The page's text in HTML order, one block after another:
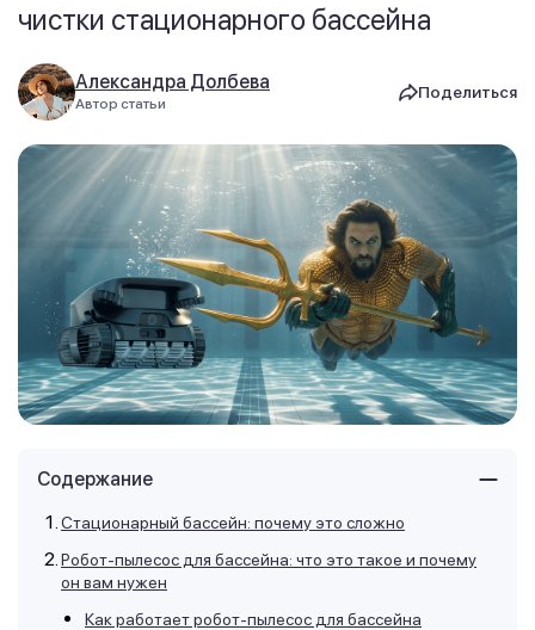
чистки стационарного бассейна
Александра Долбева
Автор статьи
Поделиться
Содержание
Стационарный бассейн: почему это сложно
Робот-пылесос для бассейна: что это такое и почему
он вам нужен
Как работает робот-пылесос для бассейна